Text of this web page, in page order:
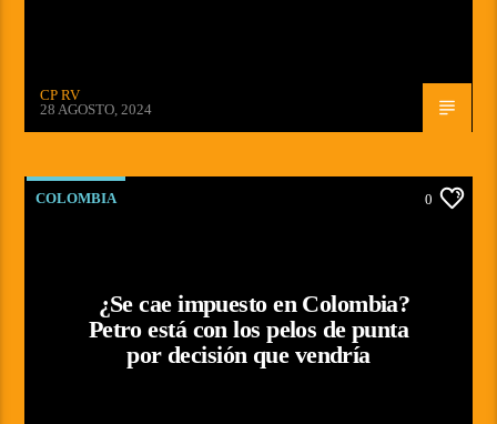
CP RV
28 AGOSTO, 2024
COLOMBIA 0
¿Se cae impuesto en Colombia?
Petro está con los pelos de punta
por decisión que vendría